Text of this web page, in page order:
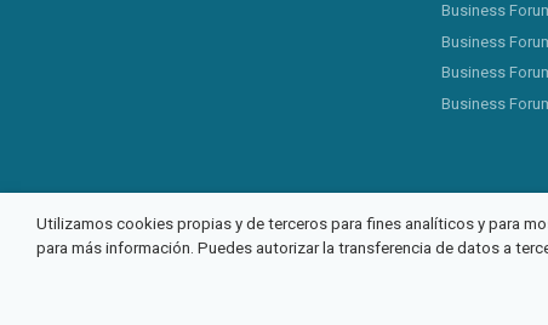
Business
Business
Business
Business
Utilizamos cookies propias y de terceros para fines analíticos y para
para más información. Puedes autorizar la transferencia de datos a